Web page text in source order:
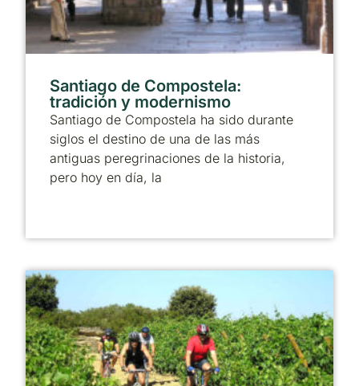
Santiago de Compostela:
tradición y modernismo
Santiago de Compostela ha sido durante
siglos el destino de una de las más
antiguas peregrinaciones de la historia,
pero hoy en día, la